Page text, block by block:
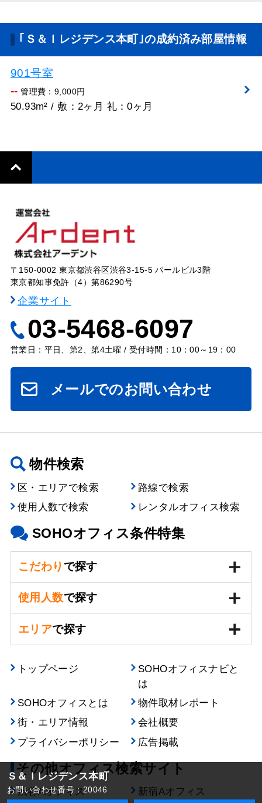
Ｓ＆Ｉレジデンス本町
お問い合わせ番号：20046
｢Ｓ＆Ｉレジデンス本町｣の成約済み部屋情報
901号室
-- 管理費：9,000円
50.93m² / 敷：2ヶ月 礼：0ヶ月
〒150-0002 東京都渋谷区渋谷3-15-5 パールビル3階
東京都知事免許（4）第86290号
企業サイト
03-5468-6097
営業日：平日、第2、第4土曜 / 受付時間：10：00～19：00
メールでのお問い合わせ
物件検索
区・エリアで検索
路線で検索
使用人数で検索
レンタルオフィス検索
SOHOオフィス条件特集
こだわり で探す
使用人数で探す
エリアで探す
トップページ
SOHOオフィスナビと
は
SOHOオフィスとは
物件取材レポート
街・エリア情報
会社概要
プライバシーポリシー
広告掲載
その他オフィス検索サイト
渋谷Aオフィス 新宿Aオフィス